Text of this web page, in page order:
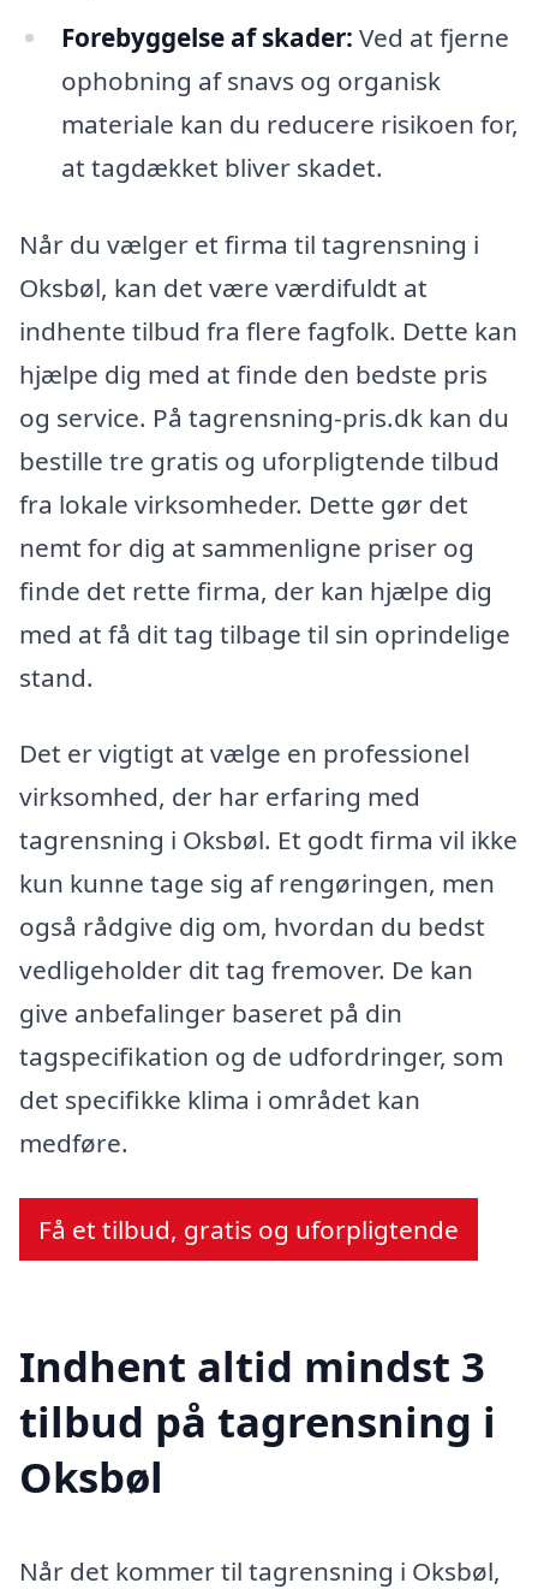
Forebyggelse af skader: Ved at fjerne
ophobning af snavs og organisk
materiale kan du reducere risikoen for,
at tagdækket bliver skadet.
Når du vælger et firma til tagrensning i
Oksbøl, kan det være værdifuldt at
indhente tilbud fra flere fagfolk. Dette kan
hjælpe dig med at finde den bedste pris
og service. På tagrensning-pris.dk kan du
bestille tre gratis og uforpligtende tilbud
fra lokale virksomheder. Dette gør det
nemt for dig at sammenligne priser og
finde det rette firma, der kan hjælpe dig
med at få dit tag tilbage til sin oprindelige
stand.
Det er vigtigt at vælge en professionel
virksomhed, der har erfaring med
tagrensning i Oksbøl. Et godt firma vil ikke
kun kunne tage sig af rengøringen, men
også rådgive dig om, hvordan du bedst
vedligeholder dit tag fremover. De kan
give anbefalinger baseret på din
tagspecifikation og de udfordringer, som
det specifikke klima i området kan
medføre.
Få et tilbud, gratis og uforpligtende
Indhent altid mindst 3
tilbud på tagrensning i
Oksbøl
Når det kommer til tagrensning i Oksbøl,